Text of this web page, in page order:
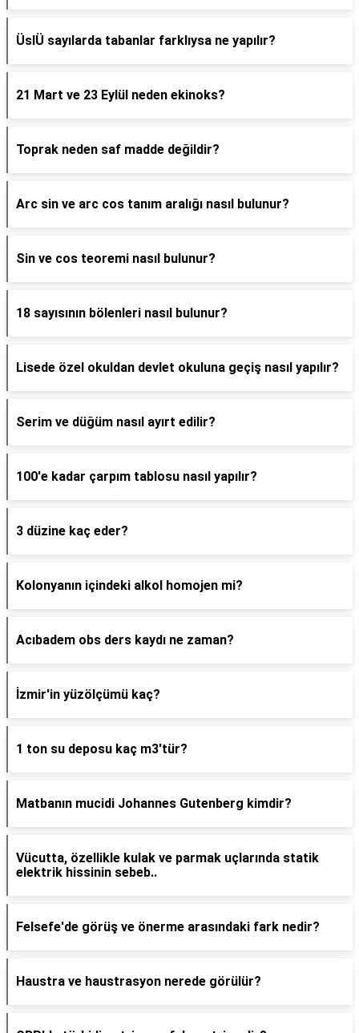
ÜslÜ sayılarda tabanlar farklıysa ne yapılır?
21 Mart ve 23 Eylül neden ekinoks?
Toprak neden saf madde değildir?
Arc sin ve arc cos tanım aralığı nasıl bulunur?
Sin ve cos teoremi nasıl bulunur?
18 sayısının bölenleri nasıl bulunur?
Lisede özel okuldan devlet okuluna geçiş nasıl yapılır?
Serim ve düğüm nasıl ayırt edilir?
100'e kadar çarpım tablosu nasıl yapılır?
3 düzine kaç eder?
Kolonyanın içindeki alkol homojen mi?
Acıbadem obs ders kaydı ne zaman?
İzmir'in yüzölçümü kaç?
1 ton su deposu kaç m3'tür?
Matbanın mucidi Johannes Gutenberg kimdir?
Vücutta, özellikle kulak ve parmak uçlarında statik
elektrik hissinin sebeb..
Felsefe'de görüş ve önerme arasındaki fark nedir?
Haustra ve haustrasyon nerede görülür?